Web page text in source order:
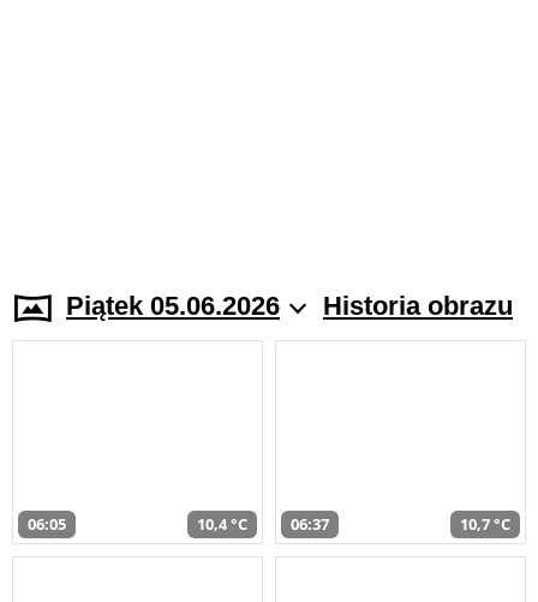
Piątek 05.06.2026 Historia obrazu
06:05 10,4 °C 06:37 10,7 °C